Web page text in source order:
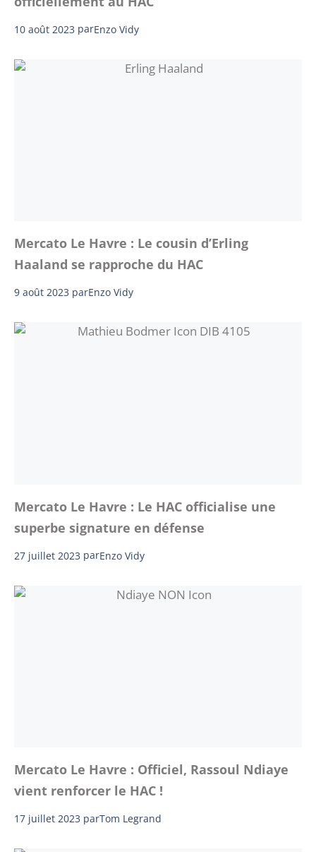
10 août 2023 parEnzo Vidy
Mercato Le Havre : Le cousin d’Erling
Haaland se rapproche du HAC
9 août 2023 parEnzo Vidy
Mercato Le Havre : Le HAC officialise une
superbe signature en défense
27 juillet 2023 parEnzo Vidy
Mercato Le Havre : Officiel, Rassoul Ndiaye
vient renforcer le HAC !
17 juillet 2023 parTom Legrand